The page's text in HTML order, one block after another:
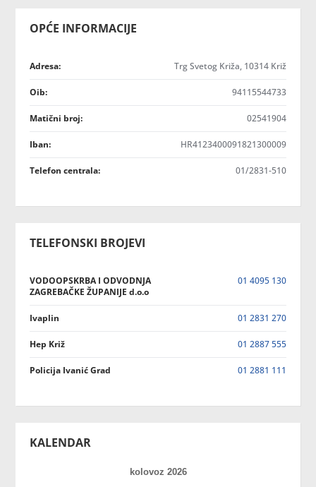
OPĆE INFORMACIJE
Adresa: Trg Svetog Križa, 10314 Križ
Oib: 94115544733
Matični broj: 02541904
Iban: HR4123400091821300009
Telefon centrala: 01/2831-510
TELEFONSKI BROJEVI
VODOOPSKRBA I ODVODNJA
ZAGREBAČKE ŽUPANIJE d.o.o
01 4095 130
Ivaplin 01 2831 270
Hep Križ 01 2887 555
Policija Ivanić Grad 01 2881 111
KALENDAR
kolovoz 2026